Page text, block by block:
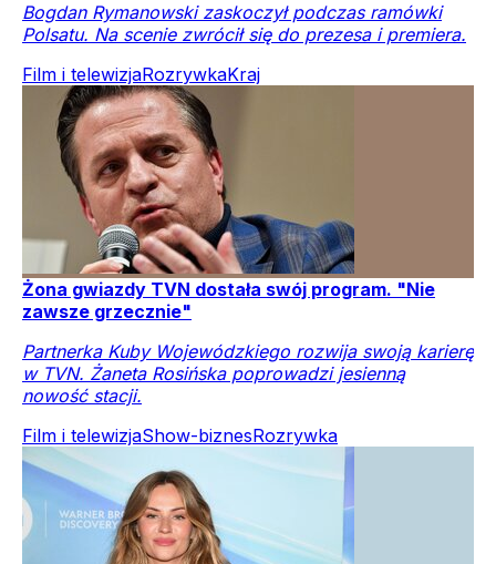
Bogdan Rymanowski zaskoczył podczas ramówki
Polsatu. Na scenie zwrócił się do prezesa i premiera.
Film i telewizjaRozrywkaKraj
Żona gwiazdy TVN dostała swój program. "Nie
zawsze grzecznie"
Partnerka Kuby Wojewódzkiego rozwija swoją karierę
w TVN. Żaneta Rosińska poprowadzi jesienną
nowość stacji.
Film i telewizjaShow-biznesRozrywka